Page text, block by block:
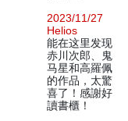
2023/11/27
Helios
能在这里发现
赤川次郎、鬼
马星和高羅佩
的作品，太驚
喜了！感謝好
讀書櫃！